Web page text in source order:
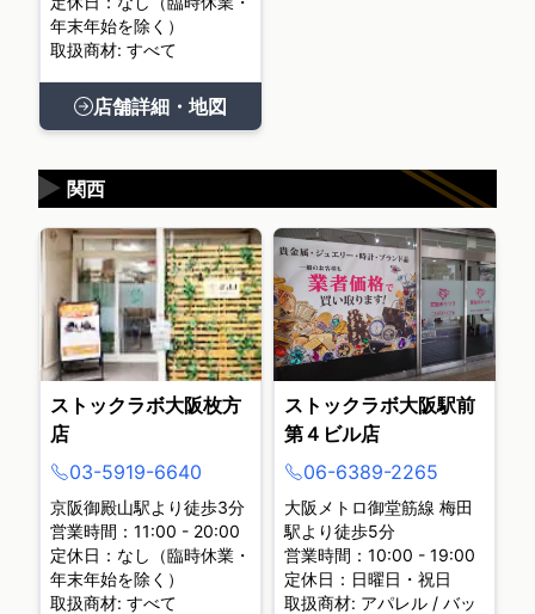
年末年始を除く）
取扱商材: すべて
店舗詳細・地図
関西
▶
ストックラボ大阪枚方
店
03-5919-6640
京阪御殿山駅より徒歩3分
営業時間：11:00 - 20:00
定休日：なし（臨時休業・
年末年始を除く）
取扱商材: すべて
ストックラボ大阪駅前
第４ビル店
06-6389-2265
大阪メトロ御堂筋線 梅田
駅より徒歩5分
営業時間：10:00 - 19:00
定休日：日曜日・祝日
取扱商材: アパレル / バッ